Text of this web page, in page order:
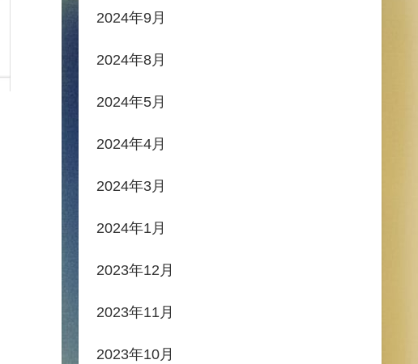
2024年9月
2024年8月
2024年5月
2024年4月
2024年3月
2024年1月
2023年12月
2023年11月
2023年10月